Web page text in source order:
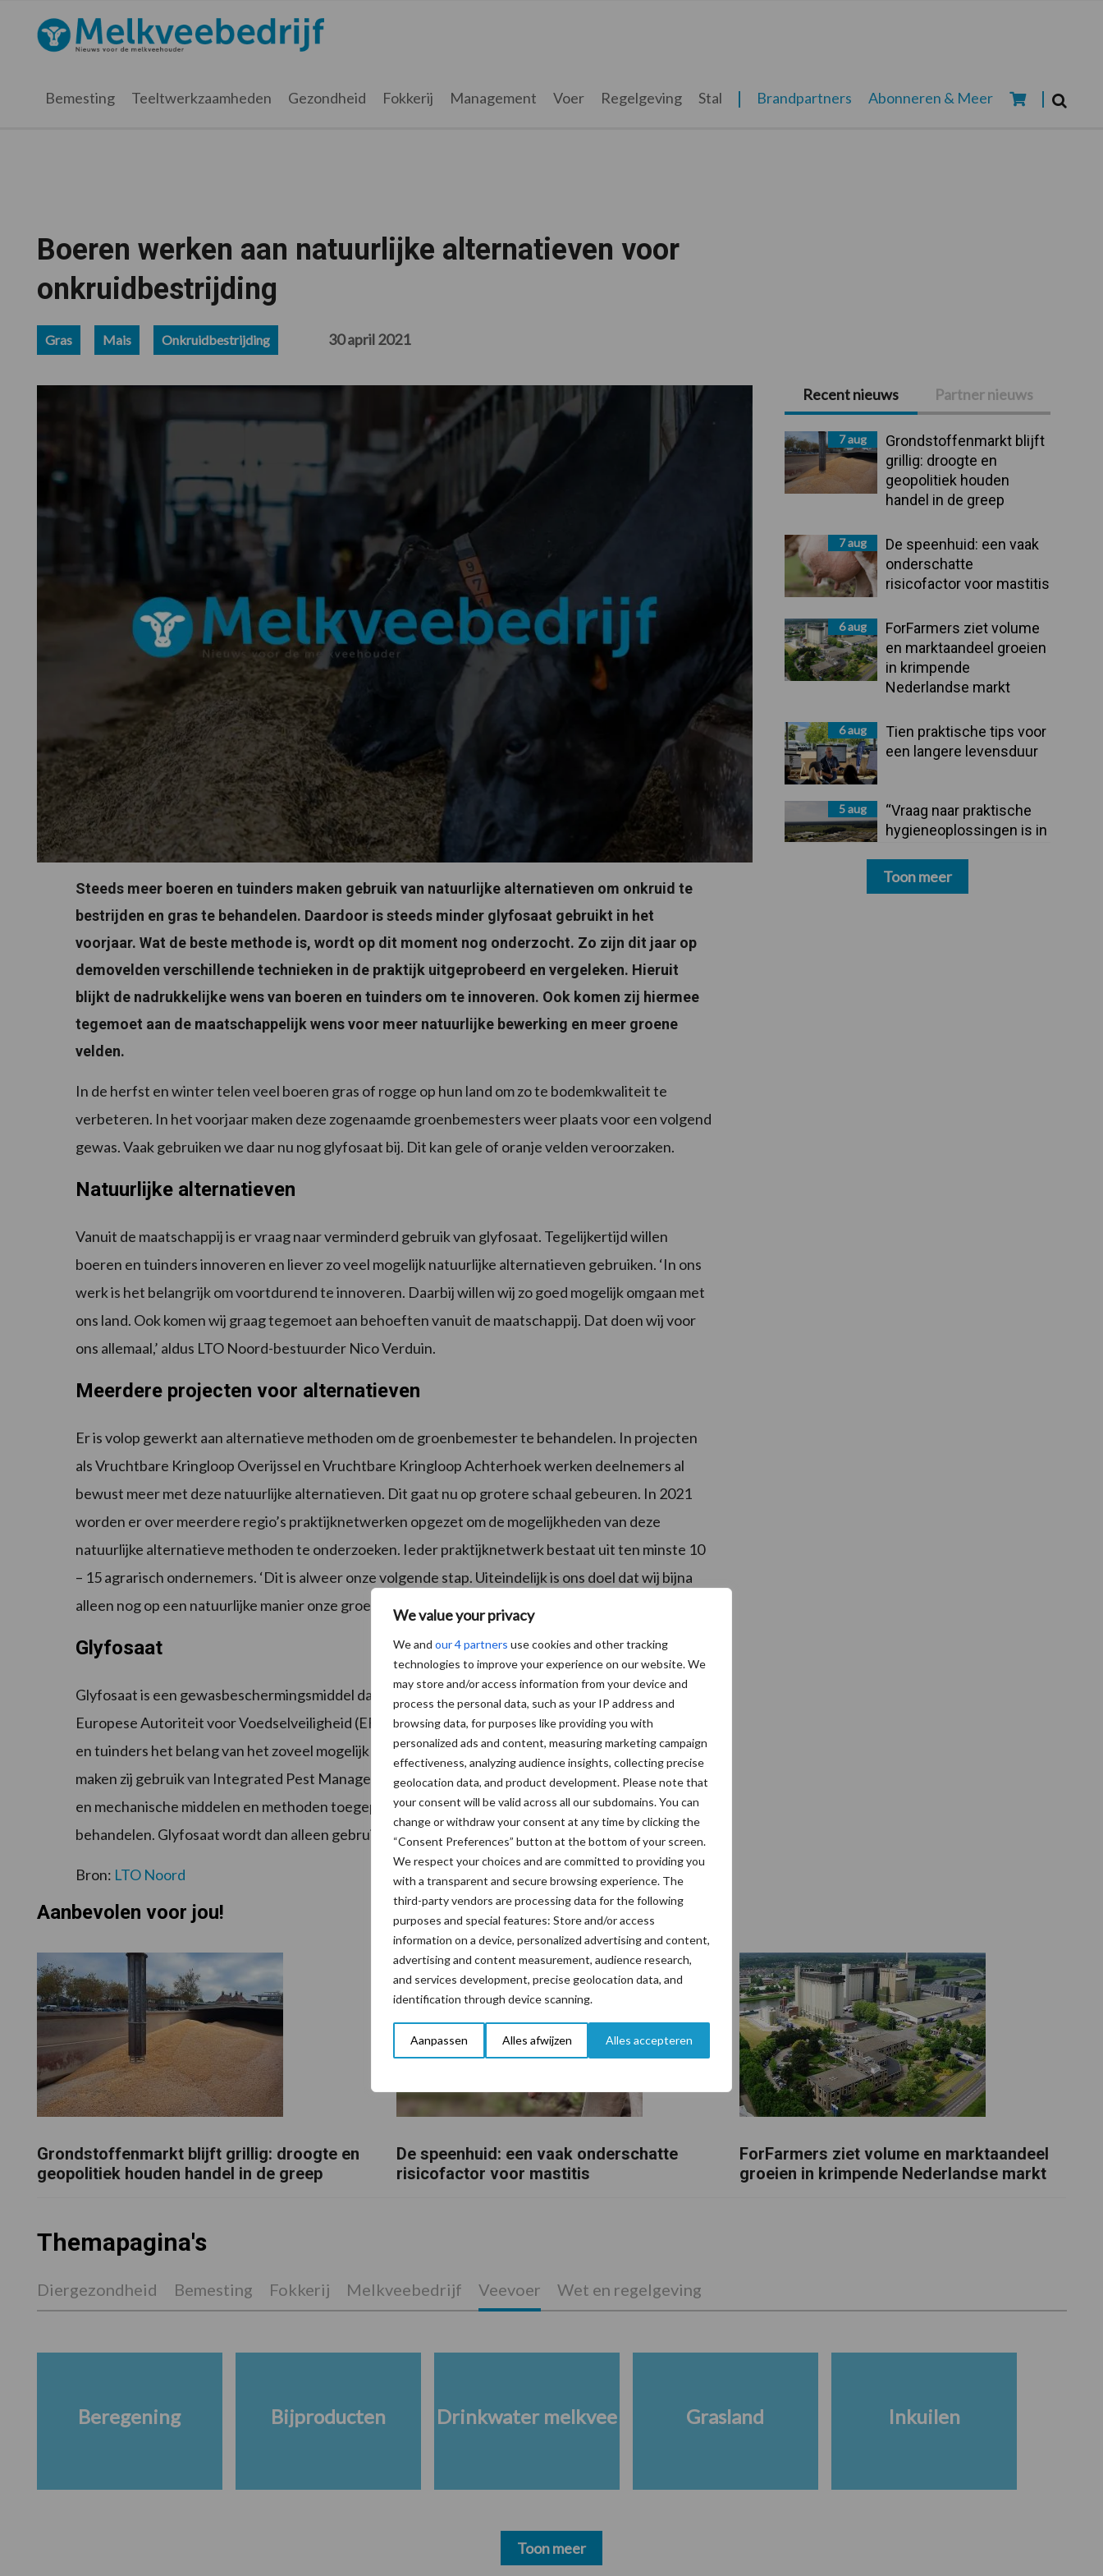
We value your privacy
We and our 4 partners use cookies and other tracking
technologies to improve your experience on our website. We
may store and/or access information from your device and
process the personal data, such as your IP address and
browsing data, for purposes like providing you with
personalized ads and content, measuring marketing campaign
effectiveness, analyzing audience insights, collecting precise
geolocation data, and product development. Please note that
your consent will be valid across all our subdomains. You can
change or withdraw your consent at any time by clicking the
“Consent Preferences” button at the bottom of your screen.
We respect your choices and are committed to providing you
with a transparent and secure browsing experience. The
third-party vendors are processing data for the following
purposes and special features: Store and/or access
information on a device, personalized advertising and content,
advertising and content measurement, audience research,
and services development, precise geolocation data, and
identification through device scanning.
Aanpassen Alles afwijzen Alles accepteren
hoofdnavigatie
hoofd
eerste
voettekst
Melkveebedrijf.nl
Bemesting Teeltwerkzaamheden Gezondheid Fokkerij Management Voer Regelgeving Stal Brandpartners Abonneren & Meer
Boeren werken aan natuurlijke alternatieven voor
onkruidbestrijding
Gras Mais Onkruidbestrijding 30 april 2021
Steeds meer boeren en tuinders maken gebruik van natuurlijke alternatieven om onkruid te
bestrijden en gras te behandelen. Daardoor is steeds minder glyfosaat gebruikt in het
voorjaar. Wat de beste methode is, wordt op dit moment nog onderzocht. Zo zijn dit jaar op
demovelden verschillende technieken in de praktijk uitgeprobeerd en vergeleken. Hieruit
blijkt de nadrukkelijke wens van boeren en tuinders om te innoveren. Ook komen zij hiermee
tegemoet aan de maatschappelijk wens voor meer natuurlijke bewerking en meer groene
velden.
In de herfst en winter telen veel boeren gras of rogge op hun land om zo te bodemkwaliteit te
verbeteren. In het voorjaar maken deze zogenaamde groenbemesters weer plaats voor een volgend
gewas. Vaak gebruiken we daar nu nog glyfosaat bij. Dit kan gele of oranje velden veroorzaken.
Natuurlijke alternatieven
Vanuit de maatschappij is er vraag naar verminderd gebruik van glyfosaat. Tegelijkertijd willen
boeren en tuinders innoveren en liever zo veel mogelijk natuurlijke alternatieven gebruiken. ‘In ons
werk is het belangrijk om voortdurend te innoveren. Daarbij willen wij zo goed mogelijk omgaan met
ons land. Ook komen wij graag tegemoet aan behoeften vanuit de maatschappij. Dat doen wij voor
ons allemaal,’ aldus LTO Noord-bestuurder Nico Verduin.
Meerdere projecten voor alternatieven
Er is volop gewerkt aan alternatieve methoden om de groenbemester te behandelen. In projecten
als Vruchtbare Kringloop Overijssel en Vruchtbare Kringloop Achterhoek werken deelnemers al
bewust meer met deze natuurlijke alternatieven. Dit gaat nu op grotere schaal gebeuren. In 2021
worden er over meerdere regio’s praktijknetwerken opgezet om de mogelijkheden van deze
natuurlijke alternatieve methoden te onderzoeken. Ieder praktijknetwerk bestaat uit ten minste 10
– 15 agrarisch ondernemers. ‘Dit is alweer onze volgende stap. Uiteindelijk is ons doel dat wij bijna
alleen nog op een natuurlijke manier onze groenbemesters behandelen’, zegt Nico Verduin.
Glyfosaat
Glyfosaat is een gewasbeschermingsmiddel dat is goedgekeurd voor gebruik in de landbouw door de
Europese Autoriteit voor Voedselveiligheid (EFSA); je kan het dus veilig gebruiken. Toch zien boeren
en tuinders het belang van het zoveel mogelijk gebruiken van alternatieve methoden. Daarom
maken zij gebruik van Integrated Pest Management (IPM). Met IPM worden bij voorkeur natuurlijke
en mechanische middelen en methoden toegepast voor het bestrijden van onkruid of het gras te
behandelen. Glyfosaat wordt dan alleen gebruikt als een natuurlijke oplossing niet afdoende is.
Bron: LTO Noord
Primaire
Sidebar
Recent nieuws Partner nieuws
7 aug
Grondstoffenmarkt blijft
grillig: droogte en
geopolitiek houden
handel in de greep
7 aug
De speenhuid: een vaak
onderschatte
risicofactor voor mastitis
6 aug
ForFarmers ziet volume
en marktaandeel groeien
in krimpende
Nederlandse markt
6 aug
Tien praktische tips voor
een langere levensduur
5 aug
“Vraag naar praktische
hygieneoplossingen is in
Toon meer
Aanbevolen voor jou!
Grondstoffenmarkt blijft grillig: droogte en
geopolitiek houden handel in de greep
De speenhuid: een vaak onderschatte
risicofactor voor mastitis
ForFarmers ziet volume en marktaandeel
groeien in krimpende Nederlandse markt
Themapagina's
Diergezondheid Bemesting Fokkerij Melkveebedrijf Veevoer Wet en regelgeving
Beregening Bijproducten Drinkwater melkvee Grasland Inkuilen
Toon meer